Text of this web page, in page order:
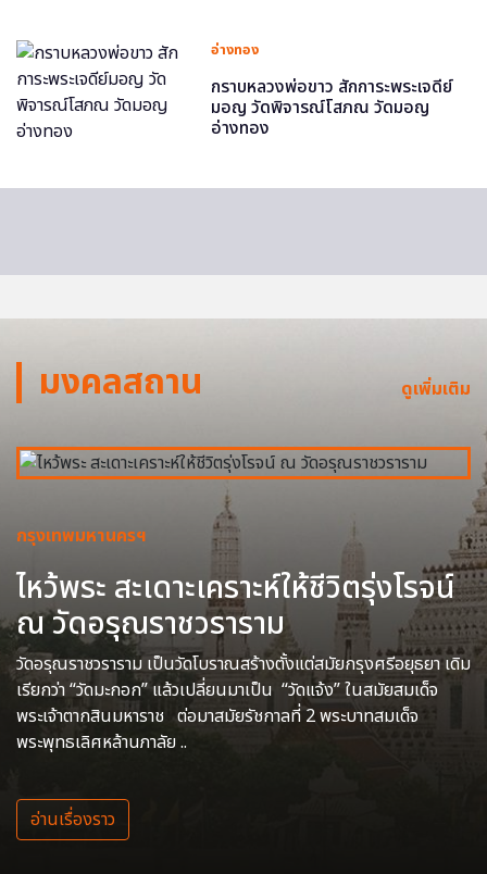
อ่างทอง
กราบหลวงพ่อขาว สักการะพระเจดีย์
มอญ วัดพิจารณ์โสภณ วัดมอญ
อ่างทอง
มงคลสถาน ดูเพิ่มเติม
กรุงเทพมหานครฯ
ไหว้พระ สะเดาะเคราะห์ให้ชีวิตรุ่งโรจน์
ณ วัดอรุณราชวราราม
วัดอรุณราชวราราม เป็นวัดโบราณสร้างตั้งแต่สมัยกรุงศรีอยุธยา เดิม
เรียกว่า “วัดมะกอก” แล้วเปลี่ยนมาเป็น “วัดแจ้ง” ในสมัยสมเด็จ
พระเจ้าตากสินมหาราช ต่อมาสมัยรัชกาลที่ 2 พระบาทสมเด็จ
พระพุทธเลิศหล้านภาลัย ..
อ่านเรื่องราว